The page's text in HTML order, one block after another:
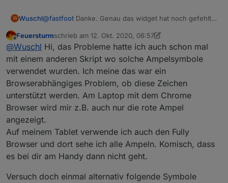
Adapter neue Daten liefert
Bewertung mit Ampelfarben
Wahlweise können alle Landkreisdaten des
Covid19 Adapters angezeigt werden
Zusätzliche Features und Updates bitte im
Thread nachlesen, die neueste Version befindet
Simples VIS Template alle Daten
(erfordert den inventwo widget Adapter)
W Wuschl@fastfoot Danke. Genau das widget hat noch gefehlt.
mir aufgefallen daß nur die roten Ampeln angezeigt
werden, gelb und grün fehlen. An was könnte das
liegen?
Offline
Feuersturmschrieb am 12. Okt. 2020, 06:57
zuletzt editiert von Feuersturm10. Dez. 2020, 09:00
@Wuschl Hi, das Probleme hatte ich auch schon mal
mit einem anderen Skript wo solche Ampelsymbole
verwendet wurden. Ich meine das war ein
Browserabhängiges Problem, ob diese Zeichen
unterstützt werden. Am Laptop mit dem Chrome
Browser wird mir z.B. auch nur die rote Ampel
angezeigt.
Auf meinem Tablet verwende ich auch den Fully
Browser und dort sehe ich alle Ampeln. Komisch, dass
es bei dir am Handy dann nicht geht.
Versuch doch einmal alternativ folgende Symbole